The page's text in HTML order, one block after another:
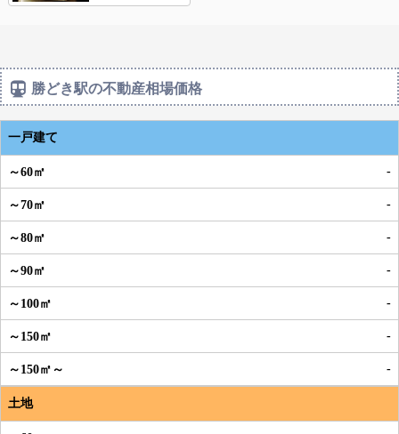
勝どき駅の不動産相場価格
一戸建て
-
-
-
-
-
-
-
土地